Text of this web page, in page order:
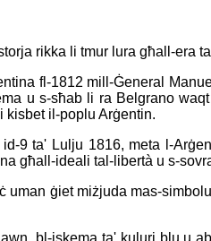
rikka li tmur lura għall-era
fl-1812 mill-Ġeneral
u s-sħab li ra Belgrano
kisbet il-poplu Arġentin.
9 ta' Lulju 1816, meta l-
għall-ideali tal-libertà u s-
ġiet miżjuda mas-
bl-iskema ta' kuluri blu u